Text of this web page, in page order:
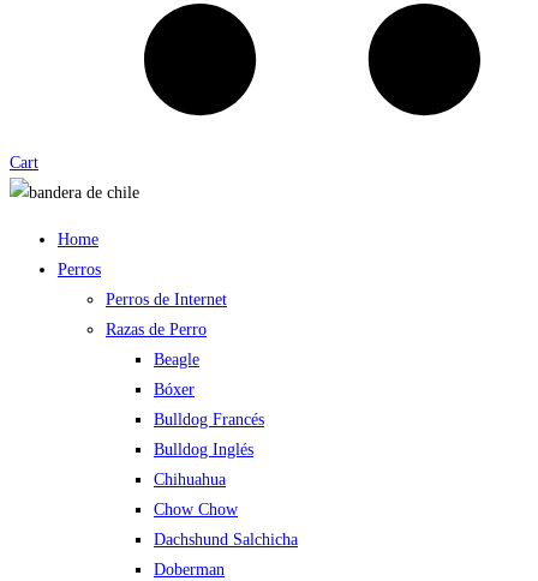
Cart
Home
Perros
Perros de Internet
Razas de Perro
Beagle
Bóxer
Bulldog Francés
Bulldog Inglés
Chihuahua
Chow Chow
Dachshund Salchicha
Doberman